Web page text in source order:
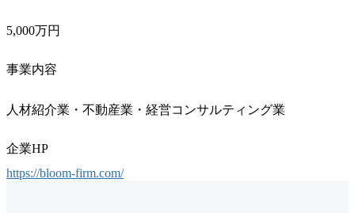
5,000万円
事業内容
人材紹介業・不動産業・経営コンサルティング業
企業HP
https://bloom-firm.com/